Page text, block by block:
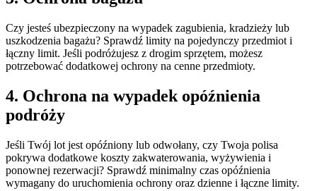
Czy jesteś ubezpieczony na wypadek zagubienia, kradzieży lub
uszkodzenia bagażu? Sprawdź limity na pojedynczy przedmiot i
łączny limit. Jeśli podróżujesz z drogim sprzętem, możesz
potrzebować dodatkowej ochrony na cenne przedmioty.
4. Ochrona na wypadek opóźnienia
podróży
Jeśli Twój lot jest opóźniony lub odwołany, czy Twoja polisa
pokrywa dodatkowe koszty zakwaterowania, wyżywienia i
ponownej rezerwacji? Sprawdź minimalny czas opóźnienia
wymagany do uruchomienia ochrony oraz dzienne i łączne limity.